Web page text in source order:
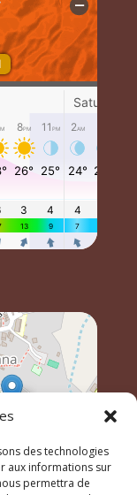
des technologies
aux informations sur
permettra de